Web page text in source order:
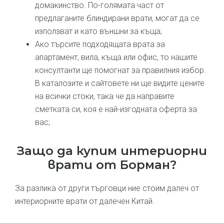
домакинство. По-голямата част от
предлаганите блиндирани врати, могат да се
използват и като външни за къща;
Ако търсите подходящата врата за
апартамент, вила, къща или офис, то нашите
консултанти ще помогнат за правилния избор.
В каталозите и сайтовете ни ще видите цените
на всички стоки, така че да направите
сметката си, коя е най-изгодната оферта за
вас;
Защо да купим интериорни
врати от Борман?
За разлика от други търговци ние стоим далеч от
интериорните врати от далечен Китай.